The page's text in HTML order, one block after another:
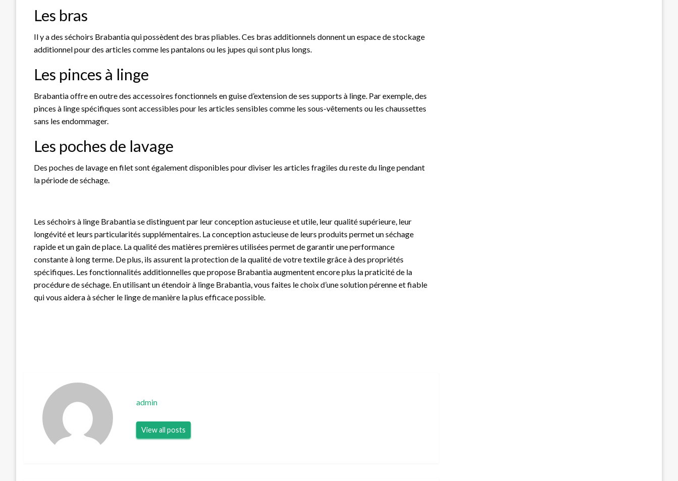
Les bras
Il y a des séchoirs Brabantia qui possèdent des bras pliables. Ces bras additionnels donnent un espace de stockage
additionnel pour des articles comme les pantalons ou les jupes qui sont plus longs.
Les pinces à linge
Brabantia offre en outre des accessoires fonctionnels en guise d’extension de ses supports à linge. Par exemple, des
pinces à linge spécifiques sont accessibles pour les articles sensibles comme les sous-vêtements ou les chaussettes
sans les endommager.
Les poches de lavage
Des poches de lavage en filet sont également disponibles pour diviser les articles fragiles du reste du linge pendant
la période de séchage.
Les séchoirs à linge Brabantia se distinguent par leur conception astucieuse et utile, leur qualité supérieure, leur
longévité et leurs particularités supplémentaires. La conception astucieuse de leurs produits permet un séchage
rapide et un gain de place. La qualité des matières premières utilisées permet de garantir une performance
constante à long terme. De plus, ils assurent la protection de la qualité de votre textile grâce à des propriétés
spécifiques. Les fonctionnalités additionnelles que propose Brabantia augmentent encore plus la praticité de la
procédure de séchage. En utilisant un étendoir à linge Brabantia, vous faites le choix d’une solution pérenne et fiable
qui vous aidera à sécher le linge de manière la plus efficace possible.
admin
View all posts